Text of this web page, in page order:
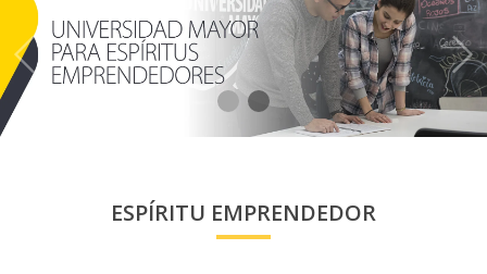
ESPÍRITU EMPRENDEDOR